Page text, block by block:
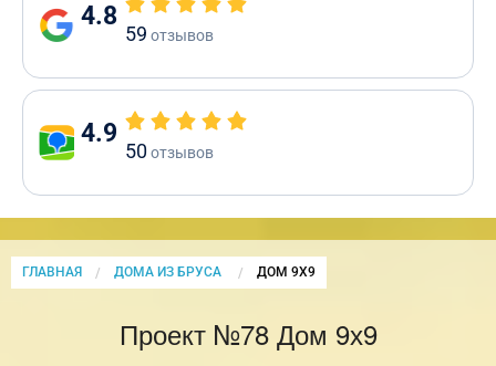
4.8
59 отзывов
4.9
50отзывов
ГЛАВНАЯ ДОМА ИЗ БРУСА CURRENT:
ДОМ 9Х9
Проект №78 Дом 9х9